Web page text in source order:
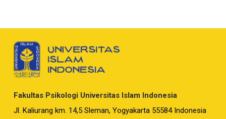
Fakultas Psikologi Universitas Islam Indonesia
Jl. Kaliurang km. 14,5 Sleman, Yogyakarta 55584 Indonesia